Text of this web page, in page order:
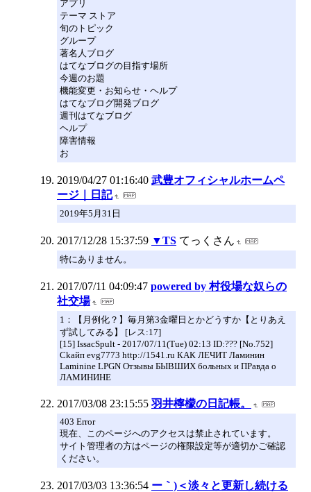
アプリ
テーマ ストア
旬のトピック
グループ
著名人ブログ
はてなブログの目指す場所
今週のお題
機能変更・お知らせ・ヘルプ
はてなブログ開発ブログ
週刊はてなブログ
ヘルプ
障害情報
お
2019/04/27 01:16:40 武豊オフィシャルホームペ
ージ｜日記
2019年5月31日
2017/12/28 15:37:59 ▼TS てっくさん
特にありません。
2017/07/11 04:09:47 powered by 村役場な奴らの
社交場
1：【月例化？】毎月第3金曜日とかどうすか【とりあえ
ず試してみる】 [レス:17]
[15] IssacSpult - 2017/07/11(Tue) 02:13 ID:??? [No.752]
Ckaйп evg7773 http://1541.ru КАК ЛЕЧИТ Ламинин
Laminine LPGN Отзывы БЫВШИХ больных и ПРавда о
ЛАМИНИНЕ
2017/03/08 23:15:55 羽井檸檬の日記帳。
403 Error
現在、このページへのアクセスは禁止されています。
サイト管理者の方はページの権限設定等が適切かご確認
ください。
2017/03/03 13:36:54 ー｀)＜淡々と更新し続ける